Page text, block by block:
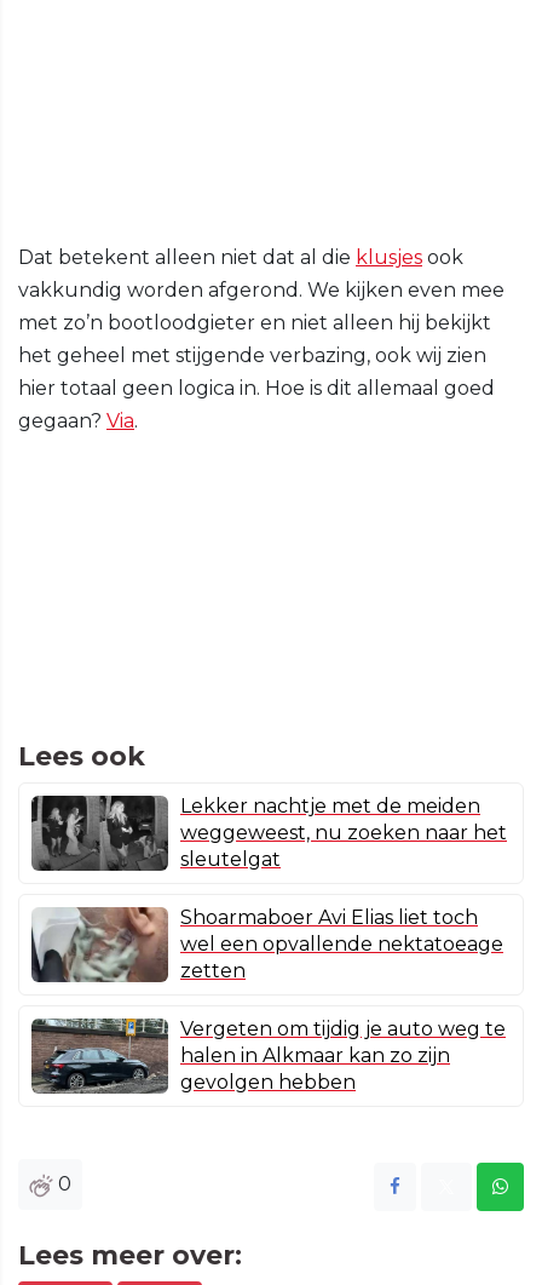
Dat betekent alleen niet dat al die klusjes ook
vakkundig worden afgerond. We kijken even mee
met zo’n bootloodgieter en niet alleen hij bekijkt
het geheel met stijgende verbazing, ook wij zien
hier totaal geen logica in. Hoe is dit allemaal goed
gegaan? Via.
Lees ook
Lekker nachtje met de meiden
weggeweest, nu zoeken naar het
sleutelgat
Shoarmaboer Avi Elias liet toch
wel een opvallende nektatoeage
zetten
Vergeten om tijdig je auto weg te
halen in Alkmaar kan zo zijn
gevolgen hebben
0
Lees meer over: